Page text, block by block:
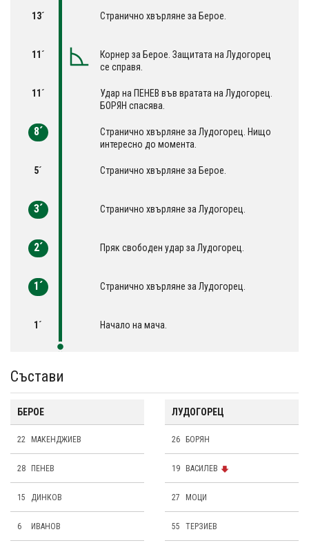
13´ Странично хвърляне за Берое.
11´
Корнер за Берое. Защитата на Лудогорец
се справя.
11´
Удар на ПЕНЕВ във вратата на Лудогорец.
БОРЯН спасява.
8´
Странично хвърляне за Лудогорец. Нищо
интересно до момента.
5´ Странично хвърляне за Берое.
3´ Странично хвърляне за Лудогорец.
2´ Пряк свободен удар за Лудогорец.
1´ Странично хвърляне за Лудогорец.
1´ Начало на мача.
Състави
БЕРОЕ
22 МАКЕНДЖИЕВ
28 ПЕНЕВ
15 ДИНКОВ
6 ИВАНОВ
ЛУДОГОРЕЦ
26 БОРЯН
19 ВАСИЛЕВ
27 МОЦИ
55 ТЕРЗИЕВ